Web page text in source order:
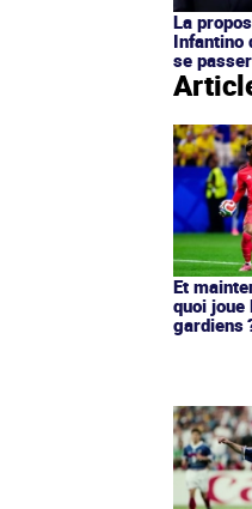
La
Infantino
se passer
Et
quoi joue
gardiens